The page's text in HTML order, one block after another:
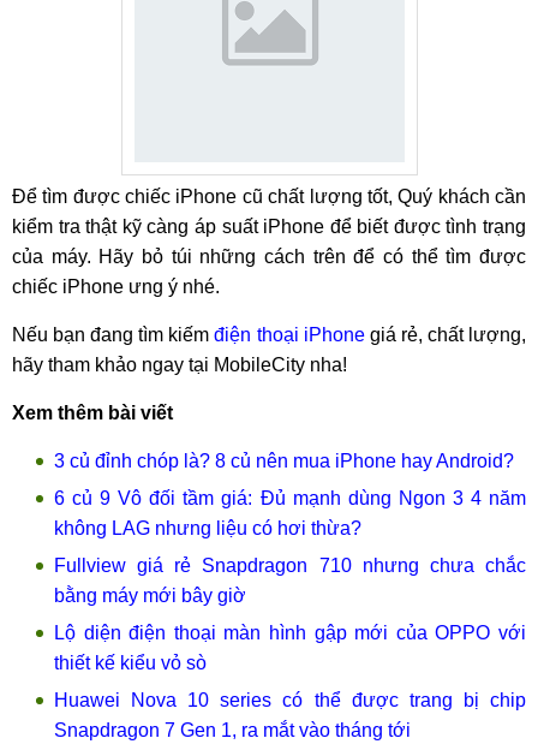
Để tìm được chiếc iPhone cũ chất lượng tốt, Quý khách cần
kiểm tra thật kỹ càng áp suất iPhone để biết được tình trạng
của máy. Hãy bỏ túi những cách trên để có thể tìm được
chiếc iPhone ưng ý nhé.
Nếu bạn đang tìm kiếmđiện thoại iPhonegiá rẻ, chất lượng,
hãy tham khảo ngay tại MobileCity nha!
Xem thêm bài viết
3 củ đỉnh chóp là? 8 củ nên mua iPhone hay Android?
6 củ 9 Vô đối tầm giá: Đủ mạnh dùng Ngon 3 4 năm
không LAG nhưng liệu có hơi thừa?
Fullview giá rẻ Snapdragon 710 nhưng chưa chắc
bằng máy mới bây giờ
Lộ diện điện thoại màn hình gập mới của OPPO với
thiết kế kiểu vỏ sò
Huawei Nova 10 series có thể được trang bị chip
Snapdragon 7 Gen 1, ra mắt vào tháng tới